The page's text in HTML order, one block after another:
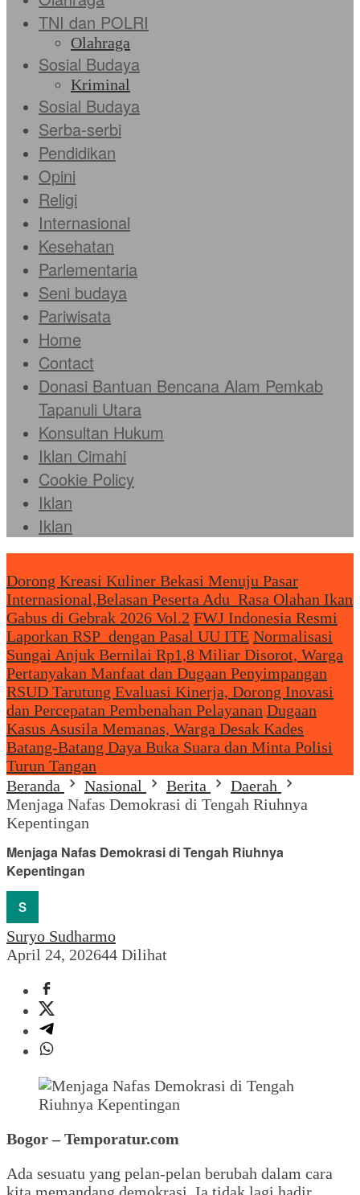
TNI dan POLRI
Olahraga
Sosial Budaya
Kriminal
Sosial Budaya
Serba-serbi
Pendidikan
Opini
Religi
Internasional
Kesehatan
Parlementaria
Seni budaya
Pariwisata
Home
Contact
Donasi Bantuan Bencana Alam Pemkab
Tapanuli Utara
Konsultan Hukum
Iklan Cimahi
Cookie Policy
Iklan
Iklan
Dorong Kreasi Kuliner Bekasi Menuju Pasar
Internasional,Belasan Peserta Adu Rasa Olahan Ikan
Gabus di Gebrak 2026 Vol.2 FWJ Indonesia Resmi
Laporkan RSP dengan Pasal UU ITE Normalisasi
Sungai Anjuk Bernilai Rp1,8 Miliar Disorot, Warga
Pertanyakan Manfaat dan Dugaan Penyimpangan
RSUD Tarutung Evaluasi Kinerja, Dorong Inovasi
dan Percepatan Pembenahan Pelayanan Dugaan
Kasus Asusila Memanas, Warga Desak Kades
Batang-Batang Daya Buka Suara dan Minta Polisi
Turun Tangan
Beranda
Nasional Berita
Daerah
Menjaga Nafas Demokrasi di Tengah Riuhnya
Kepentingan
Menjaga Nafas Demokrasi di Tengah Riuhnya
Kepentingan
Suryo Sudharmo
April 24, 202644 Dilihat
Bogor – Temporatur.com
Ada sesuatu yang pelan-pelan berubah dalam cara
kita memandang demokrasi. Ia tidak lagi hadir